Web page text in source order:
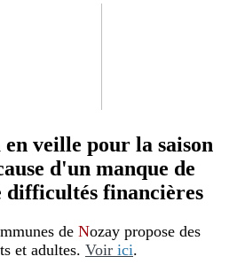
veille pour la saison
d'un manque de
difficultés financières
de Nozay propose des
et adultes. Voir ici.